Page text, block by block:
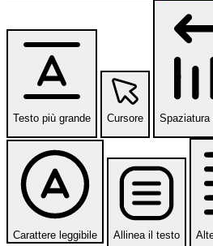
Testo più grande Cursore Spaziatura
Carattere leggibile Allinea il testo